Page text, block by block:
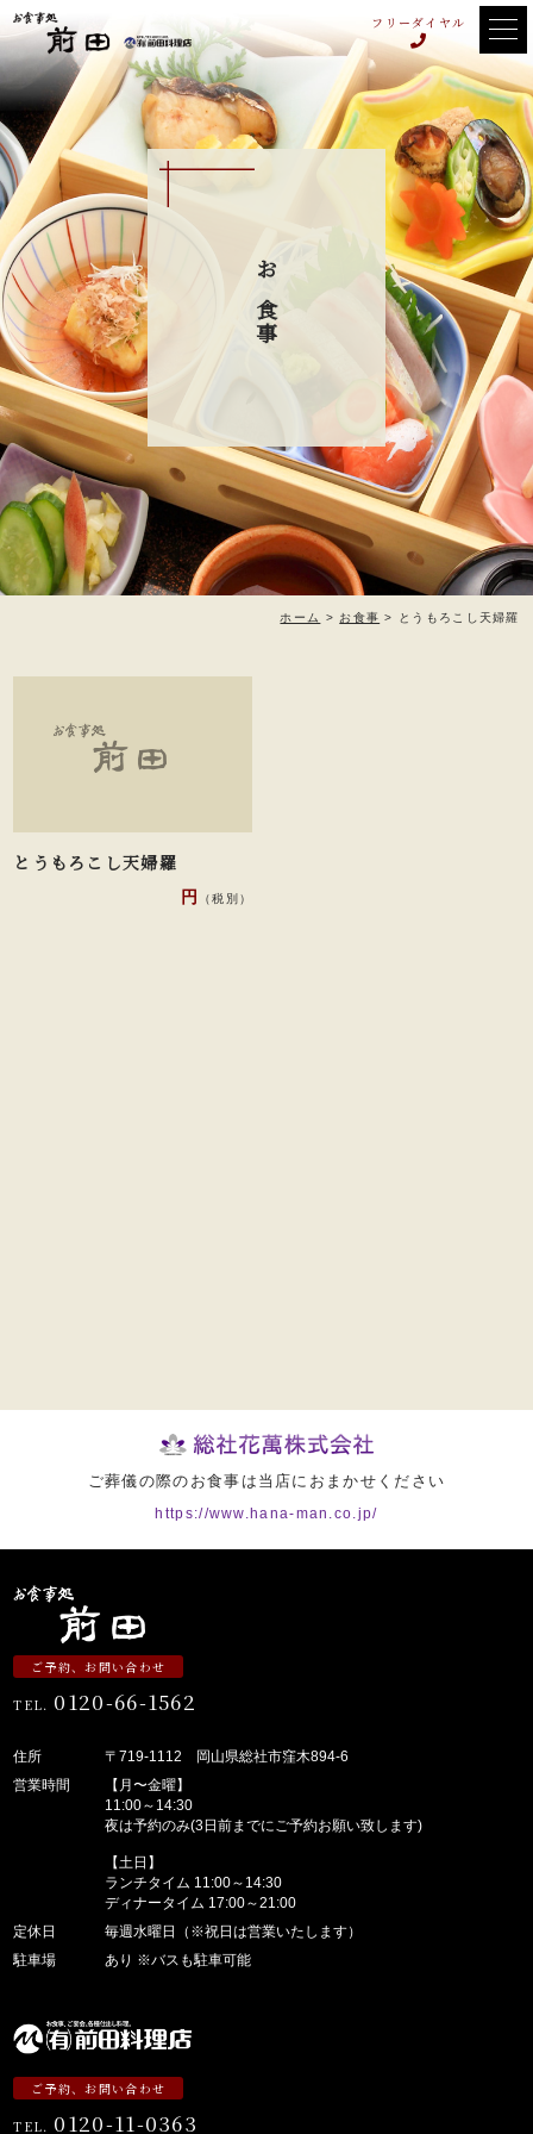
フリーダイヤル
お食事
ホーム > お食事 > とうもろこし天婦羅
とうもろこし天婦羅
円 （税別）
ご葬儀の際のお食事は当店におまかせください
https://www.hana-man.co.jp/
ご予約、お問い合わせ
TEL. 0120-66-1562
住所
〒719-1112 岡山県総社市窪木894-6
営業時間
【月〜金曜】
11:00～14:30
夜は予約のみ(3日前までにご予約お願い致します)
【土日】
ランチタイム 11:00～14:30
ディナータイム 17:00～21:00
定休日
毎週水曜日（※祝日は営業いたします）
駐車場
あり ※バスも駐車可能
ご予約、お問い合わせ
TEL. 0120-11-0363